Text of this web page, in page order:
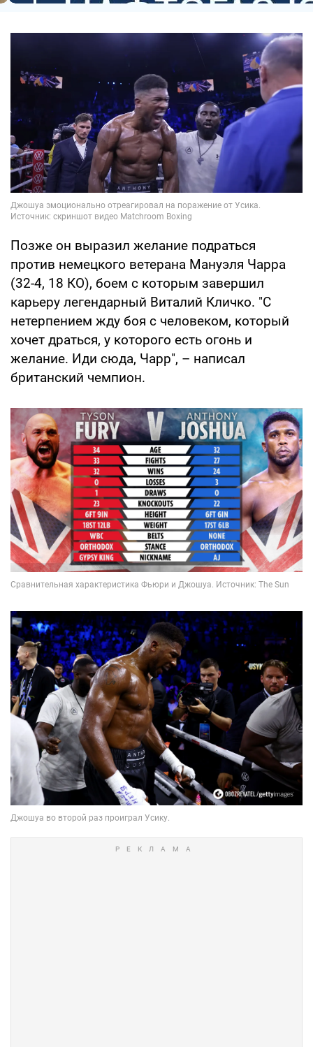
Позже он выразил желание подраться
против немецкого ветерана Мануэля Чарра
(32-4, 18 КО), боем с которым завершил
карьеру легендарный Виталий Кличко. "С
нетерпением жду боя с человеком, который
хочет драться, у которого есть огонь и
желание. Иди сюда, Чарр", – написал
британский чемпион.